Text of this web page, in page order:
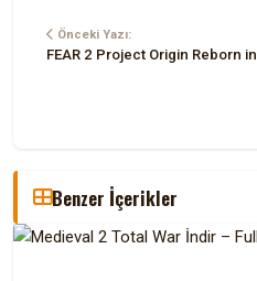
Önceki Yazı:
FEAR 2 Project Origin Reborn
Benzer İçerikler